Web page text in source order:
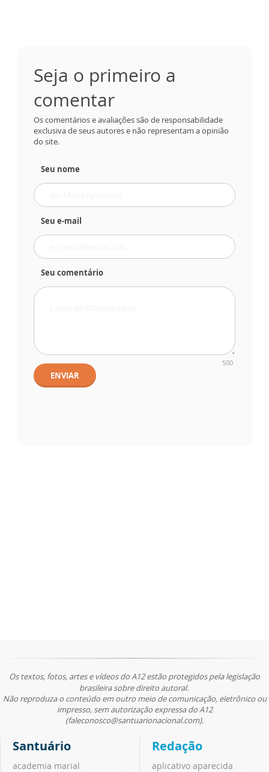
Seja o primeiro a
comentar
Os comentários e avaliações são de responsabilidade
exclusiva de seus autores e não representam a opinião
do site.
Seu nome
Seu e-mail
Seu comentário
500
ENVIAR
Os textos, fotos, artes e vídeos do A12 estão protegidos pela legislação
brasileira sobre direito autoral.
Não reproduza o conteúdo em outro meio de comunicação, eletrônico ou
impresso, sem autorização expressa do A12
(faleconosco@santuarionacional.com).
Santuário
academia marial
Redação
aplicativo aparecida